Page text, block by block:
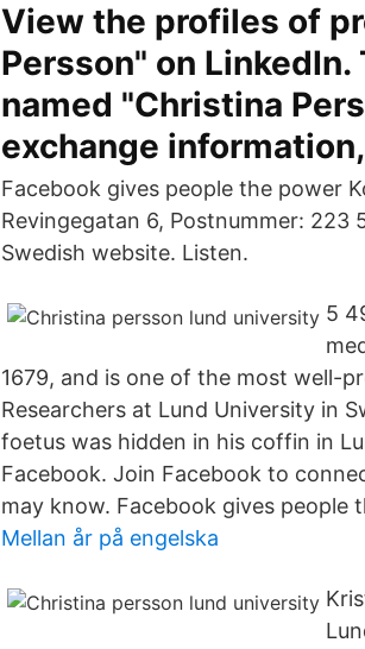
View the profiles of
Persson" on
named "Christina
exchange
Facebook gives people the power
Revingegatan 6, Postnummer: 223
Swedish website. Listen.
5
1679, and is one of the most well-
Researchers at Lund University in
foetus was hidden in his coffin in
Facebook. Join Facebook to
may know. Facebook gives people
Mellan år på engelska